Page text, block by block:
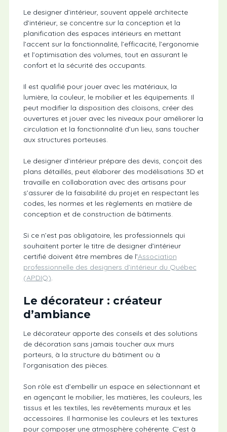
Le designer d’intérieur, souvent appelé architecte
d’intérieur, se concentre sur la conception et la
planification des espaces intérieurs en mettant
l’accent sur la fonctionnalité, l’efficacité, l’ergonomie
et l’optimisation des volumes, tout en assurant le
confort et la sécurité des occupants.
Il est qualifié pour jouer avec les matériaux, la
lumière, la couleur, le mobilier et les équipements. Il
peut modifier la disposition des cloisons, créer des
ouvertures et jouer avec les niveaux pour améliorer la
circulation et la fonctionnalité d’un lieu, sans toucher
aux structures porteuses.
Le designer d’intérieur prépare des devis, conçoit des
plans détaillés, peut élaborer des modélisations 3D et
travaille en collaboration avec des artisans pour
s’assurer de la faisabilité du projet en respectant les
codes, les normes et les règlements en matière de
conception et de construction de bâtiments.
Si ce n’est pas obligatoire, les professionnels qui
souhaitent porter le titre de designer d’intérieur
certifié doivent être membres de l’Association
professionnelle des designers d’intérieur du Québec
(APDIQ)
Le décorateur : créateur
d’ambiance
Le décorateur apporte des conseils et des solutions
de décoration sans jamais toucher aux murs
porteurs, à la structure du bâtiment ou à
l’organisation des pièces.
Son rôle est d’embellir un espace en sélectionnant et
en agençant le mobilier, les matières, les couleurs, les
tissus et les textiles, les revêtements muraux et les
accessoires. Il harmonise les couleurs et les textures
pour composer une atmosphère cohérente. C’est à